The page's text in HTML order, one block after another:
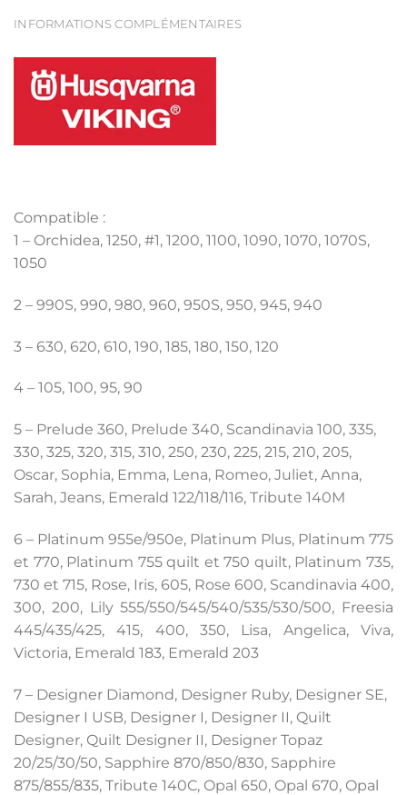
INFORMATIONS COMPLÉMENTAIRES
Compatible :
1 – Orchidea, 1250, #1, 1200, 1100, 1090, 1070, 1070S,
1050
2 – 990S, 990, 980, 960, 950S, 950, 945, 940
3 – 630, 620, 610, 190, 185, 180, 150, 120
4 – 105, 100, 95, 90
5 – Prelude 360, Prelude 340, Scandinavia 100, 335,
330, 325, 320, 315, 310, 250, 230, 225, 215, 210, 205,
Oscar, Sophia, Emma, Lena, Romeo, Juliet, Anna,
Sarah, Jeans, Emerald 122/118/116, Tribute 140M
6 – Platinum 955e/950e, Platinum Plus, Platinum 775
et 770, Platinum 755 quilt et 750 quilt, Platinum 735,
730 et 715, Rose, Iris, 605, Rose 600, Scandinavia 400,
300, 200, Lily 555/550/545/540/535/530/500, Freesia
445/435/425, 415, 400, 350, Lisa, Angelica, Viva,
Victoria, Emerald 183, Emerald 203
7 – Designer Diamond, Designer Ruby, Designer SE,
Designer I USB, Designer I, Designer II, Quilt
Designer, Quilt Designer II, Designer Topaz
20/25/30/50, Sapphire 870/850/830, Sapphire
875/855/835, Tribute 140C, Opal 650, Opal 670, Opal